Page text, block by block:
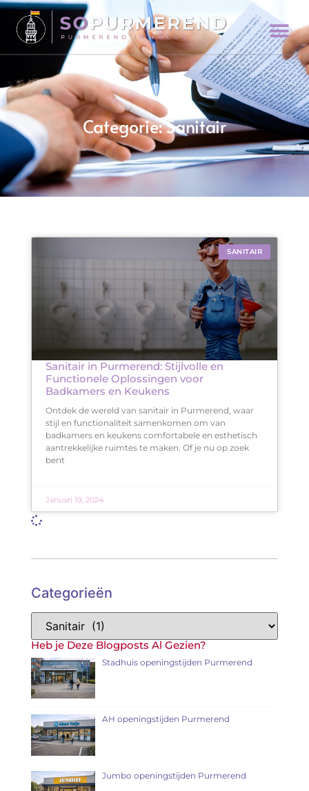
Categorie: Sanitair
Categorieën
Heb je Deze Blogposts Al Gezien?
Stadhuis openingstijden Purmerend
AH openingstijden Purmerend
Jumbo openingstijden Purmerend
SANITAIR
Sanitair in Purmerend: Stijlvolle en
Functionele Oplossingen voor
Badkamers en Keukens
Ontdek de wereld van sanitair in Purmerend, waar
stijl en functionaliteit samenkomen om van
badkamers en keukens comfortabele en esthetisch
aantrekkelijke ruimtes te maken. Of je nu op zoek
bent
Januari 19, 2024